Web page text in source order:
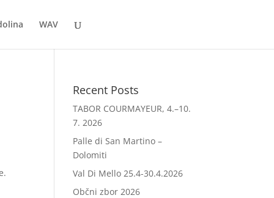
WAV
Recent Posts
TABOR COURMAYEUR, 4.–10.
7. 2026
Palle di San Martino –
Dolomiti
Val Di Mello 25.4-30.4.2026
Občni zbor 2026